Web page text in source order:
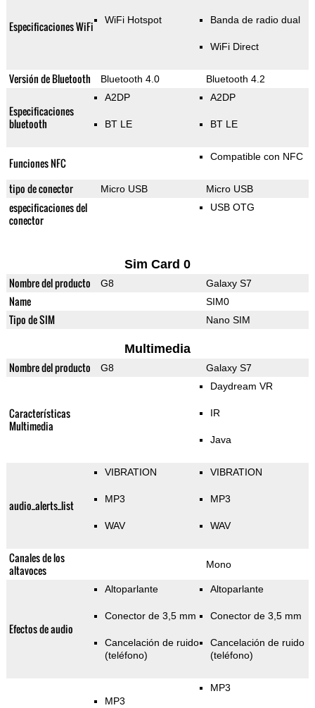
Especificaciones WiFi WiFi Hotspot Banda de radio dual
WiFi Direct
Versión de Bluetooth Bluetooth 4.0 Bluetooth 4.2
Especificaciones
bluetooth
A2DP
BT LE
A2DP
BT LE
Funciones NFC Compatible con NFC
tipo de conector Micro USB Micro USB
especificaciones del
conector
USB OTG
Sim Card 0
Nombre del producto G8 Galaxy S7
Name SIM0
Tipo de SIM Nano SIM
Multimedia
Nombre del producto G8 Galaxy S7
Características
Multimedia
Daydream VR
IR
Java
audio_alerts_list
VIBRATION
MP3
WAV
VIBRATION
MP3
WAV
Canales de los
altavoces
Mono
Efectos de audio
Altoparlante
Conector de 3,5 mm
Cancelación de ruido
(teléfono)
Altoparlante
Conector de 3,5 mm
Cancelación de ruido
(teléfono)
MP3
MP3